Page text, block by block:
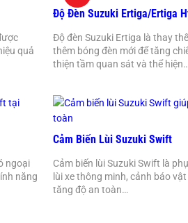
quả
Độ Đèn Suzuki Ertiga/Ertiga
Độ đèn Suzuki Ertiga là thay
thêm bóng đèn mới để tăng
thiện tầm quan sát và thể hiện…
ngoại
năng
Cảm Biến Lùi Suzuki Swift
Cảm biến lùi Suzuki Swift là
lùi xe thông minh, cảnh báo
tăng độ an toàn…